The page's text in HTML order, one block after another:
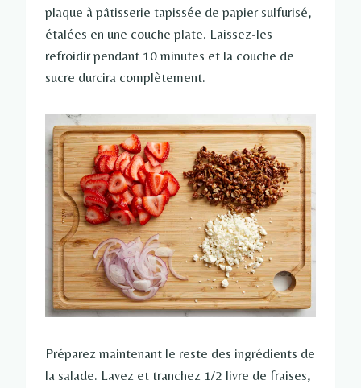
plaque à pâtisserie tapissée de papier sulfurisé,
étalées en une couche plate. Laissez-les
refroidir pendant 10 minutes et la couche de
sucre durcira complètement.
Préparez maintenant le reste des ingrédients de
la salade. Lavez et tranchez 1/2 livre de fraises,